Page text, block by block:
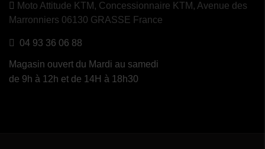
Moto Attitude KTM, Concessionnaire KTM, Avenue des
Marronniers 06130 GRASSE France
04 93 36 06 88
Magasin ouvert du Mardi au samedi
de 9h à 12h et de 14H à 18h30